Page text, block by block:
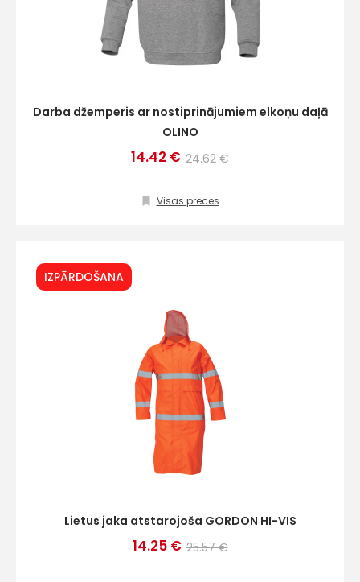
Darba džemperis ar nostiprinājumiem elkoņu daļā
OLINO
14.42 € 24.62 €
Visas preces
IZPĀRDOŠANA
Lietus jaka atstarojoša GORDON HI-VIS
14.25 € 25.57 €